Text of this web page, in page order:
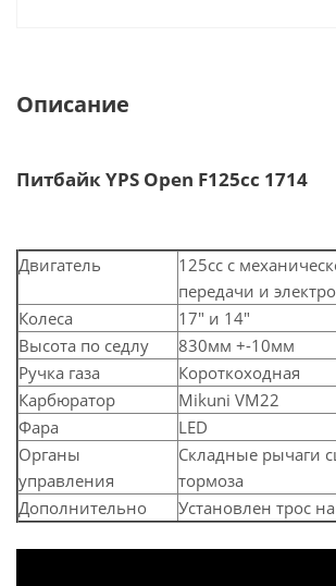
Описание
Питбайк YPS Open F125cc 1714
Двигатель
125сс с
передачи и
Колеса
17" и 14"
Высота по седлу
830мм +-10мм
Ручка газа
Короткоходная
Карбюратор
Mikuni VM22
Фара
LED
Органы
управления
Складные рычаги
тормоза
Дополнительно
Установлен трос